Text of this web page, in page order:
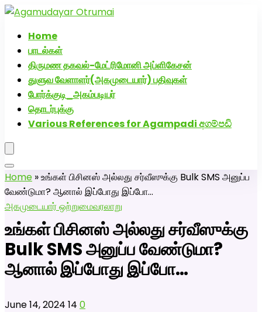
Home
பாடல்கள்
திருமண தகவல்-மேட்ரிமோனி அப்ளிகேசன்
துளுவ வேளாளர்(அகமுடையார்) பதிவுகள்
போர்க்குடி_அகம்படியர்
தொடர்புக்கு
Various References for Agampadi අගම්පඩි
Home »உங்கள் பிசினஸ் அல்லது சர்வீஸுக்கு Bulk SMS அனுப்ப
வேண்டுமா? ஆனால் இப்போது இப்போ…
அகமுடையார் ஒற்றுமைவரலாறு
உங்கள் பிசினஸ் அல்லது சர்வீஸுக்கு
Bulk SMS அனுப்ப வேண்டுமா?
ஆனால் இப்போது இப்போ…
June 14, 2024 14 0
அகமுடையார் திருமண வரன்களுக்கு அகமுடையார்மேட்ரி-